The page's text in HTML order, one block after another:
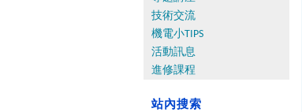
技術交流
機電小TIPS
活動訊息
進修課程
站內搜索